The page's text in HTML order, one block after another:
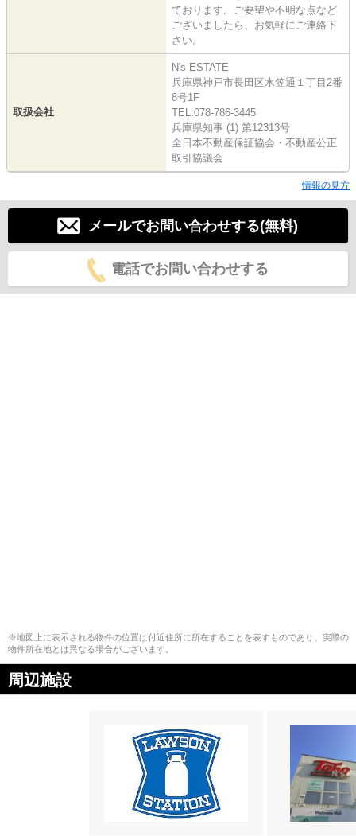
ております。ご要望や不明な点など
ございましたら、お気軽にご連絡下
さい。
取扱会社
N's ESTATE
兵庫県神戸市長田区水笠通１丁目2番
8号1F
TEL:078-786-3445
兵庫県知事 (1) 第12313号
全日本不動産保証協会・不動産公正
取引協議会
情報の見方
メールでお問い合わせする(無料)
電話でお問い合わせする
※地図上に表示される物件の位置は付近住所に所在することを表すものであり、実際の
物件所在地とは異なる場合がございます。
周辺施設